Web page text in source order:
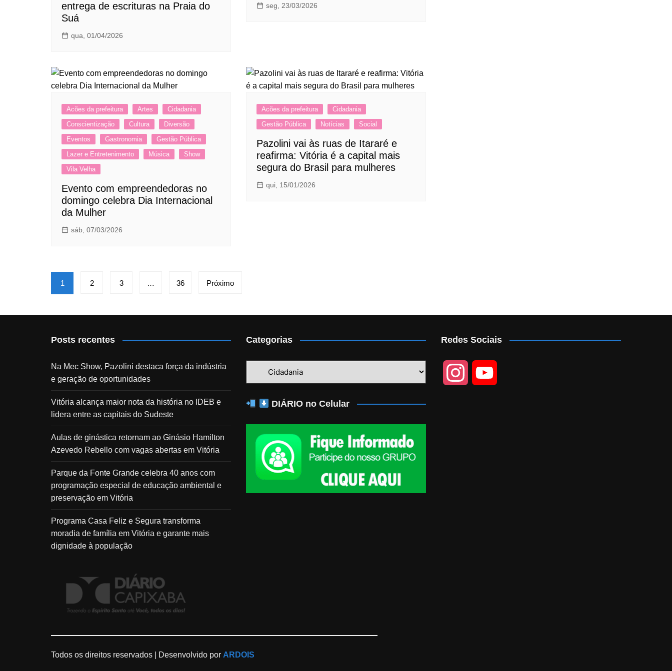
entrega de escrituras na Praia do
Suá
qua, 01/04/2026
seg, 23/03/2026
Acões da prefeitura Artes
Cidadania
Conscientização
Cultura
Diversão
Eventos
Gastronomia
Gestão Pública
Lazer e Entretenimento
Música
Show
Vila Velha
Evento com empreendedoras no
domingo celebra Dia Internacional
da Mulher
sáb, 07/03/2026
Acões da prefeitura
Cidadania
Gestão Pública
Notícias Social
Pazolini vai às ruas de Itararé e
reafirma: Vitória é a capital mais
segura do Brasil para mulheres
qui, 15/01/2026
Paginação
de
posts
1 2 3 … 36 Próximo
Posts recentes
Na Mec Show, Pazolini destaca força da indústria
e geração de oportunidades
Vitória alcança maior nota da história no IDEB e
lidera entre as capitais do Sudeste
Aulas de ginástica retornam ao Ginásio Hamilton
Azevedo Rebello com vagas abertas em Vitória
Parque da Fonte Grande celebra 40 anos com
programação especial de educação ambiental e
preservação em Vitória
Programa Casa Feliz e Segura transforma
moradia de família em Vitória e garante mais
dignidade à população
Categorias
DIÁRIO no Celular
Redes Sociais
Todos os direitos reservados | Desenvolvido por ARDOIS